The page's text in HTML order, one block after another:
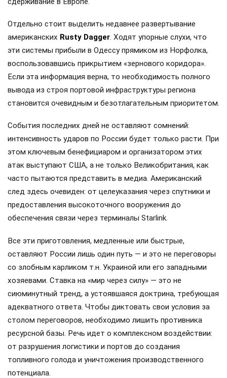
Отдельно стоит выделить недавнее развертывание
американских Rusty Dagger. Ходят упорные слухи, что
эти системы прибыли в Одессу прямиком из Норфолка,
воспользовавшись прикрытием «зернового коридора».
Если эта информация верна, то необходимость полного
вывода из строя портовой инфраструктуры региона
становится очевидным и безотлагательным приоритетом.
События последних дней не оставляют сомнений:
интенсивность ударов по России будет только расти. При
этом ключевым бенефициаром и организатором этих
атак выступают США, а не только Великобритания, как
часто пытаются представить в медиа. Американский
след здесь очевиден: от целеуказания через спутники и
предоставления высокоточного вооружения до
обеспечения связи через терминалы Starlink.
Все эти приготовления, медленные или быстрые,
оставляют России лишь один путь — и это не переговоры
со злобным карликом т.н. Украиной или его западными
хозяевами. Ставка на «мир через силу» — это не
сиюминутный тренд, а устоявшаяся доктрина, требующая
адекватного ответа. Чтобы диктовать свои условия за
столом переговоров, необходимо лишить противника
ресурсной базы. Речь идет о комплексном воздействии:
от разрушения логистики и портов до создания
топливного голода и уничтожения производственного
потенциала.